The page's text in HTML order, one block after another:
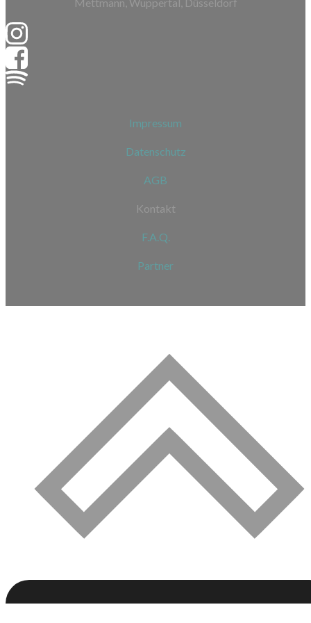
Impressum
Datenschutz
AGB
Kontakt
F.A.Q.
Partner